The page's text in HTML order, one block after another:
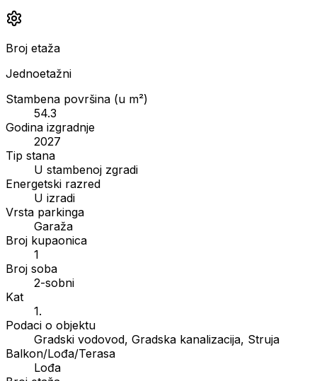
Broj etaža
Jednoetažni
Stambena površina (u m²)
54.3
Godina izgradnje
2027
Tip stana
U stambenoj zgradi
Energetski razred
U izradi
Vrsta parkinga
Garaža
Broj kupaonica
1
Broj soba
2-sobni
Kat
1.
Podaci o objektu
Gradski vodovod, Gradska kanalizacija, Struja
Balkon/Lođa/Terasa
Lođa